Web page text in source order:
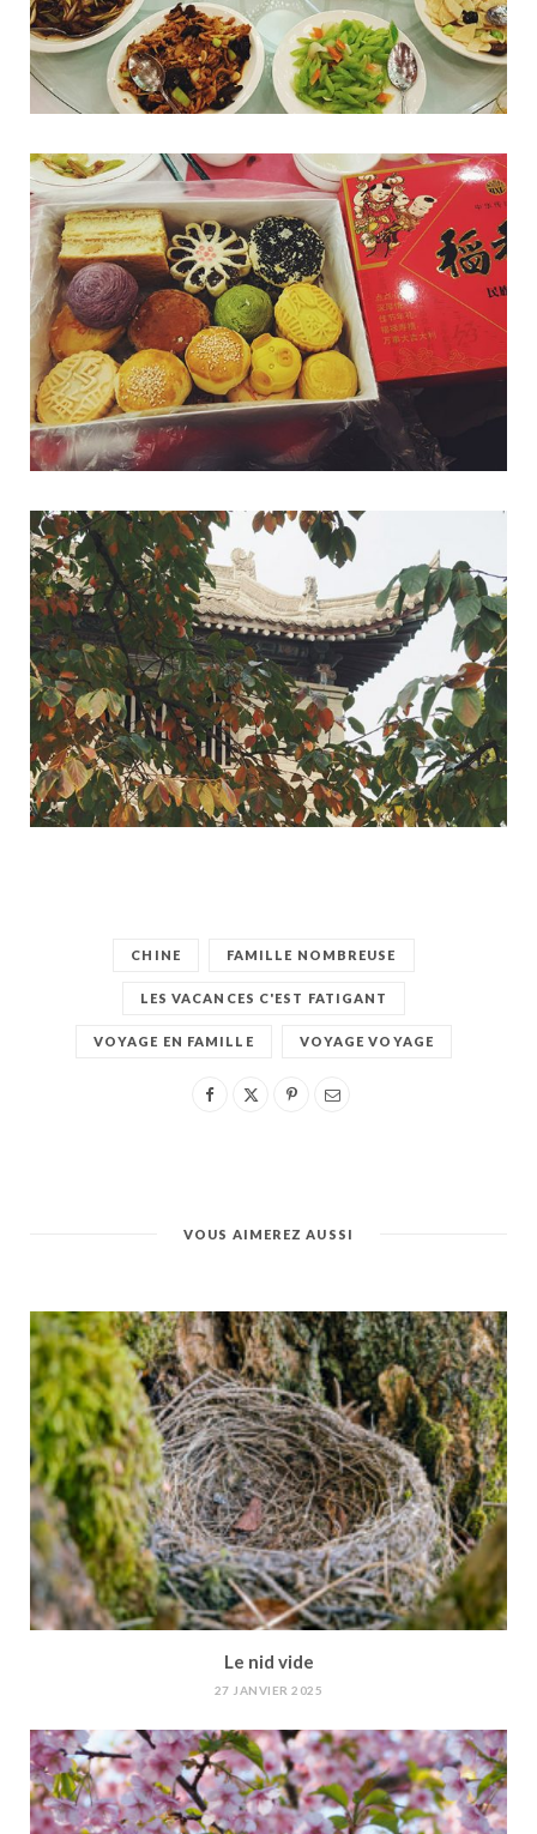
CHINE FAMILLE NOMBREUSE
LES VACANCES C'EST FATIGANT
VOYAGE EN FAMILLE VOYAGE VOYAGE
VOUS AIMEREZ AUSSI
Le nid vide
27 JANVIER 2025